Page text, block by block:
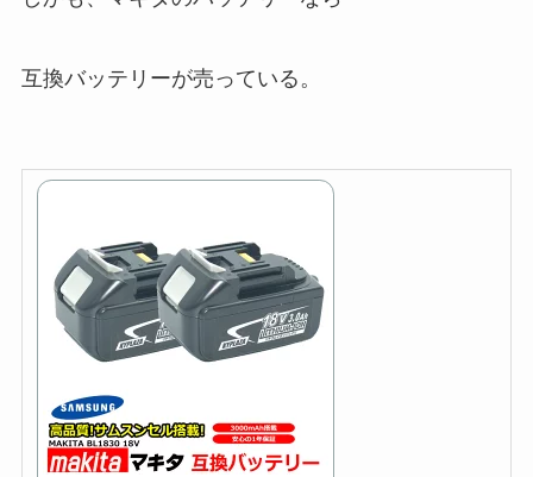
互換バッテリーが売っている。